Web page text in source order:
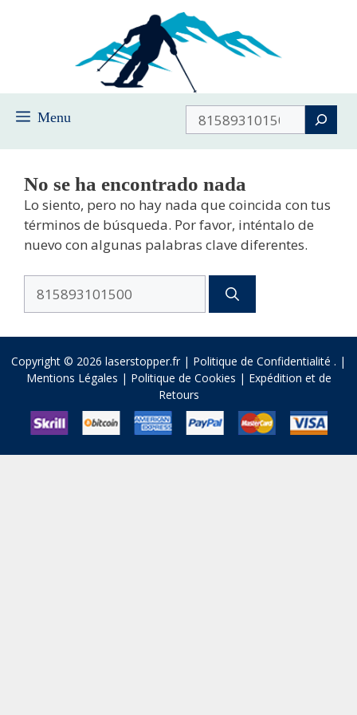
Menu Buscar
No se ha encontrado nada
Lo siento, pero no hay nada que coincida con tus
términos de búsqueda. Por favor, inténtalo de
nuevo con algunas palabras clave diferentes.
Copyright © 2026 laserstopper.fr | Politique de Confidentialité . |
Mentions Légales | Politique de Cookies | Expédition et de
Retours